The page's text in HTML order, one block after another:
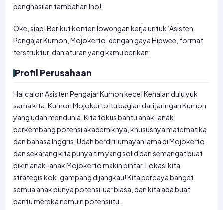
penghasilan tambahan lho!
Oke, siap! Berikut konten lowongan kerja untuk ‘Asisten
Pengajar Kumon, Mojokerto’ dengan gaya Hipwee, format
terstruktur, dan aturan yang kamu berikan:
Profil Perusahaan
Hai calon Asisten Pengajar Kumon kece! Kenalan dulu yuk
sama kita. Kumon Mojokerto itu bagian dari jaringan Kumon
yang udah mendunia. Kita fokus bantu anak-anak
berkembang potensi akademiknya, khususnya matematika
dan bahasa Inggris. Udah berdiri lumayan lama di Mojokerto,
dan sekarang kita punya tim yang solid dan semangat buat
bikin anak-anak Mojokerto makin pintar. Lokasi kita
strategis kok, gampang dijangkau! Kita percaya banget,
semua anak punya potensi luar biasa, dan kita ada buat
bantu mereka nemuin potensi itu.